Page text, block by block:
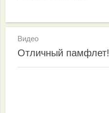
Видео
Отличный памфлет!